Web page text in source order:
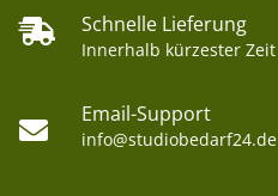
Schnelle Lieferung
Innerhalb kürzester Zeit
Email-Support
info@studiobedarf24.de